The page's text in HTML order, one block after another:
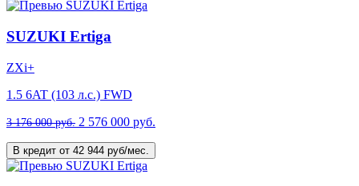
SUZUKI Ertiga
ZXi+
1.5 6AT (103 л.с.) FWD
3 176 000 руб. 2 576 000 руб.
В кредит от 42 944 руб/мес.